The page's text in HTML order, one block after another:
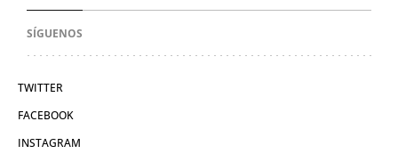
SÍGUENOS
TWITTER
FACEBOOK
INSTAGRAM